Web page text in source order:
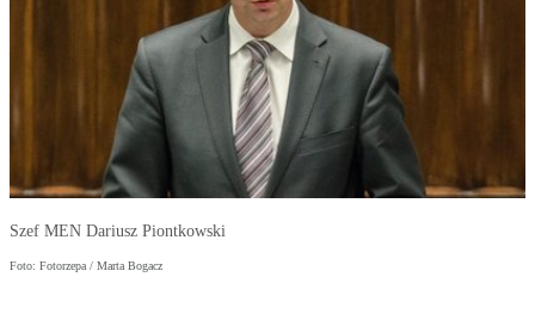
Szef MEN Dariusz Piontkowski
Foto: Fotorzepa / Marta Bogacz